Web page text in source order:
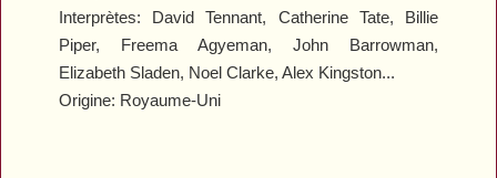
Interprètes: David Tennant, Catherine Tate, Billie
Piper, Freema Agyeman, John Barrowman,
Elizabeth Sladen, Noel Clarke, Alex Kingston...
Origine: Royaume-Uni